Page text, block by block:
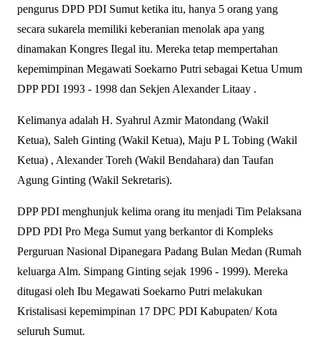
pengurus DPD PDI Sumut ketika itu, hanya 5 orang yang
secara sukarela memiliki keberanian menolak apa yang
dinamakan Kongres Ilegal itu. Mereka tetap mempertahan
kepemimpinan Megawati Soekarno Putri sebagai Ketua Umum
DPP PDI 1993 - 1998 dan Sekjen Alexander Litaay .
Kelimanya adalah H. Syahrul Azmir Matondang (Wakil
Ketua), Saleh Ginting (Wakil Ketua), Maju P L Tobing (Wakil
Ketua) , Alexander Toreh (Wakil Bendahara) dan Taufan
Agung Ginting (Wakil Sekretaris).
DPP PDI menghunjuk kelima orang itu menjadi Tim Pelaksana
DPD PDI Pro Mega Sumut yang berkantor di Kompleks
Perguruan Nasional Dipanegara Padang Bulan Medan (Rumah
keluarga Alm. Simpang Ginting sejak 1996 - 1999). Mereka
ditugasi oleh Ibu Megawati Soekarno Putri melakukan
Kristalisasi kepemimpinan 17 DPC PDI Kabupaten/ Kota
seluruh Sumut.